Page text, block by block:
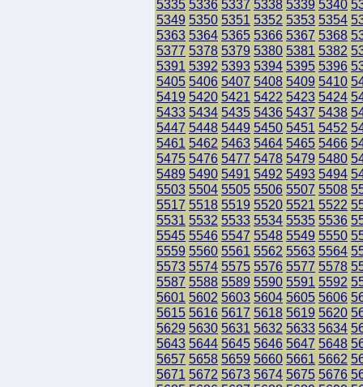
5335 5336 5337 5338 5339 5340
5349 5350 5351 5352 5353 5354
5363 5364 5365 5366 5367 5368
5377 5378 5379 5380 5381 5382
5391 5392 5393 5394 5395 5396
5405 5406 5407 5408 5409 5410
5419 5420 5421 5422 5423 5424
5433 5434 5435 5436 5437 5438
5447 5448 5449 5450 5451 5452
5461 5462 5463 5464 5465 5466
5475 5476 5477 5478 5479 5480
5489 5490 5491 5492 5493 5494
5503 5504 5505 5506 5507 5508
5517 5518 5519 5520 5521 5522
5531 5532 5533 5534 5535 5536
5545 5546 5547 5548 5549 5550
5559 5560 5561 5562 5563 5564
5573 5574 5575 5576 5577 5578
5587 5588 5589 5590 5591 5592
5601 5602 5603 5604 5605 5606
5615 5616 5617 5618 5619 5620
5629 5630 5631 5632 5633 5634
5643 5644 5645 5646 5647 5648
5657 5658 5659 5660 5661 5662
5671 5672 5673 5674 5675 5676